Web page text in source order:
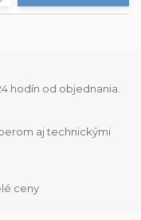
hodín od objednania.
aj technickými
ceny